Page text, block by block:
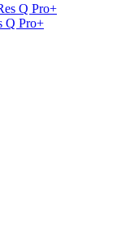
Q Pro+